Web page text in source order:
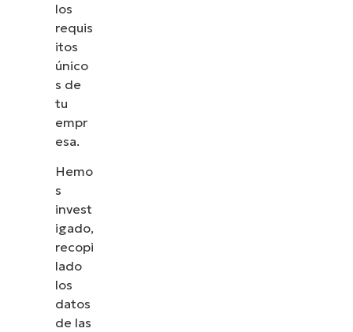
los
requis
itos
único
s de
tu
empr
esa.
Hemo
s
invest
igado,
recopi
lado
los
datos
de las